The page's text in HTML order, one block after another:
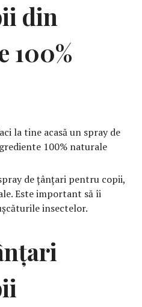
din
100%
la tine acasă un spray de
100% naturale
de țânțari pentru copii,
Este important să îi
insectelor.